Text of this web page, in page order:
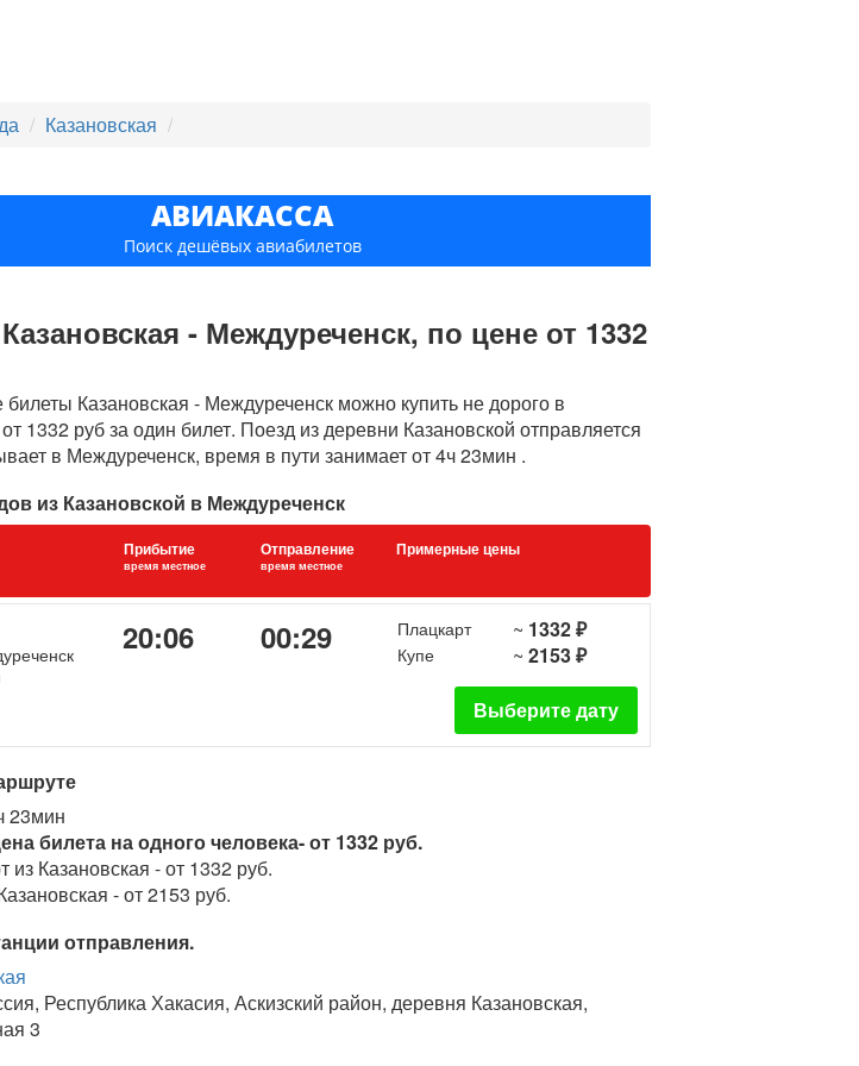
Казановская
АВИАКАССА
Поиск дешёвых авиабилетов
- Междуреченск, по цене от 1332
Казановская - Междуреченск можно купить не дорого в
1332 руб за один билет. Поезд из деревни Казановской отправляется
в Междуреченск, время в пути занимает от 4ч 23мин .
из Казановской в Междуреченск
Прибытие
время местное
Отправление
время местное
Примерные цены
20:06 00:29 Плацкарт ~ 1332 ₽
Купе ~ 2153 ₽
Выберите дату
23мин
билета на одного человека- от 1332 руб.
из Казановская - от 1332 руб.
- от 2153 руб.
отправления.
Республика Хакасия, Аскизский район, деревня Казановская,
3